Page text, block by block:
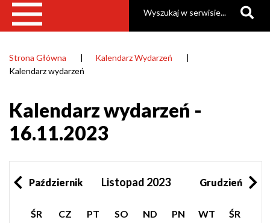
Ścieżka
Strona Główna
Kalendarz Wydarzeń
Kalendarz wydarzeń
Kalendarz wydarzeń -
16.11.2023
Październik Listopad 2023
ŚR
CZ
PT
listę
SO
listę
ND
PN
WT
ŚR
Grudzień